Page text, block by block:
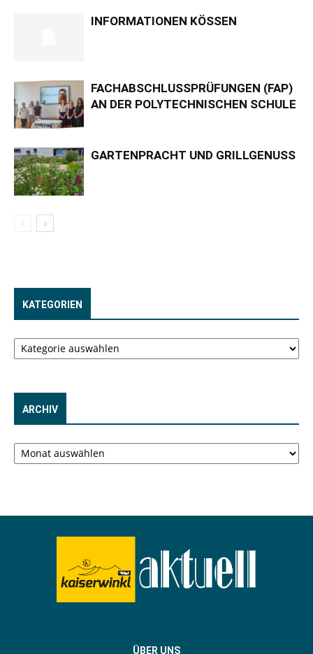
INFORMATIONEN KÖSSEN
FACHABSCHLUSSPRÜFUNGEN (FAP)
AN DER POLYTECHNISCHEN SCHULE
GARTENPRACHT UND GRILLGENUSS
KATEGORIEN
Kategorien
ARCHIV
Archiv
ÜBER UNS